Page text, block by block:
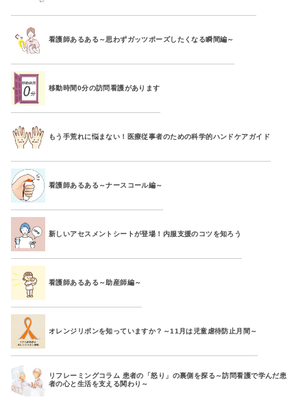
看護師あるある～思わずガッツポーズしたくなる瞬間編～
移動時間0分の訪問看護があります
もう手荒れに悩まない！医療従事者のための科学的ハンドケアガイド
看護師あるある～ナースコール編～
新しいアセスメントシートが登場！内服支援のコツを知ろう
看護師あるある～助産師編～
オレンジリボンを知っていますか？～11月は児童虐待防止月間～
リフレーミングコラム 患者の「怒り」の裏側を探る～訪問看護で学んだ患
者の心と生活を支える関わり～